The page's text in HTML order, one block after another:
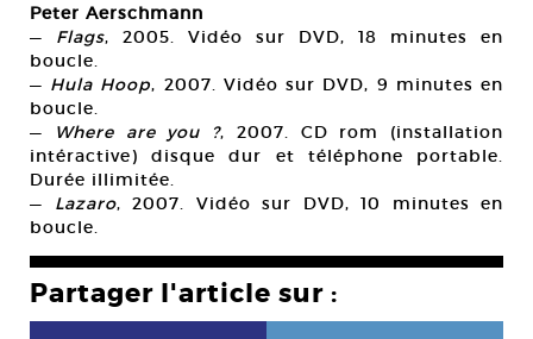
Peter Aerschmann
— Flags, 2005. Vidéo sur DVD, 18 minutes en
boucle.
— Hula Hoop, 2007. Vidéo sur DVD, 9 minutes en
boucle.
—
Where are you ?, 2007. CD rom (installation
intéractive) disque dur et téléphone portable.
Durée illimitée.
— Lazaro, 2007. Vidéo sur DVD, 10 minutes en
boucle.
Partager l'article sur :